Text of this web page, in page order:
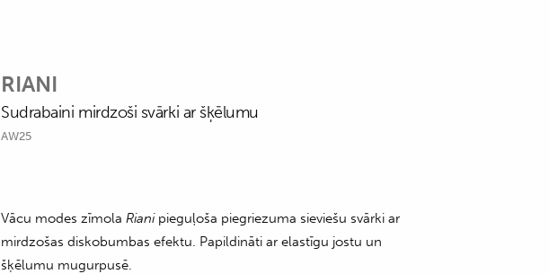
RIANI
Sudrabaini mirdzoši svārki ar šķēlumu
AW25
Vācu modes zīmolaRiani pieguļoša piegriezuma sieviešu svārki ar
mirdzošas diskobumbas efektu. Papildināti ar elastīgu jostu un
šķēlumu mugurpusē.